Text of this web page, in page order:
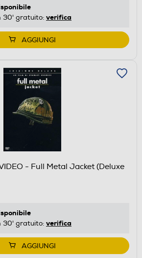
30' gratuito: verifica
AGGIUNGI
- Full Metal Jacket (Deluxe
30' gratuito: verifica
AGGIUNGI